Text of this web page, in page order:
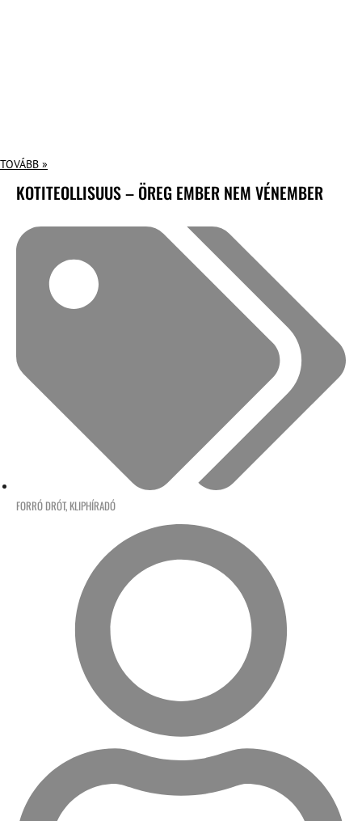
TOVÁBB »
KOTITEOLLISUUS – ÖREG EMBER NEM VÉNEMBER
FORRÓ DRÓT, KLIPHÍRADÓ